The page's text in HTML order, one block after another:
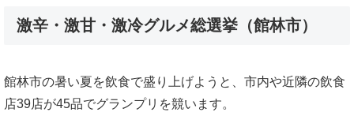
激辛・激甘・激冷グルメ総選挙（館林市）
館林市の暑い夏を飲食で盛り上げようと、市内や近隣の飲食
店39店が45品でグランプリを競います。